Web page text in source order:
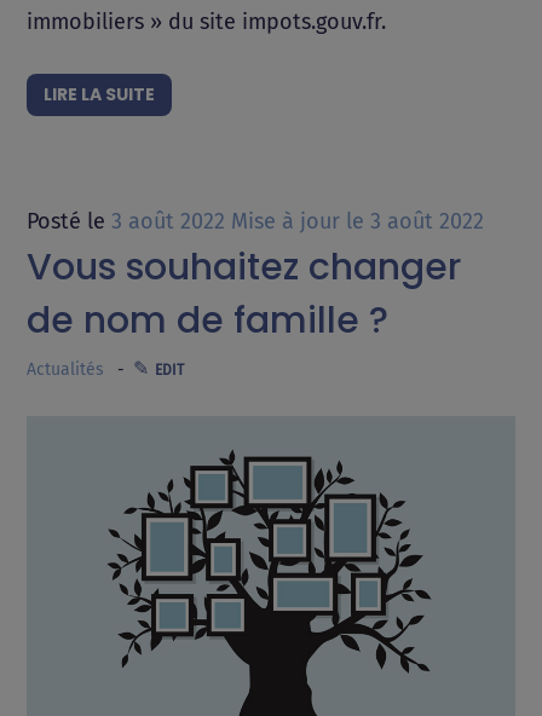
immobiliers » du site impots.gouv.fr.
LIRE LA SUITE
Posté le 3 août 2022 Mise à jour le 3 août 2022
Vous souhaitez changer
de nom de famille ?
Actualités EDIT